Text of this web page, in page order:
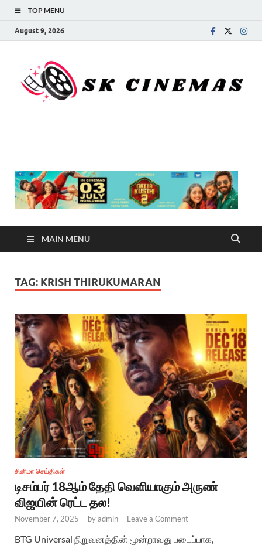
TOP MENU
August 9, 2026
MAIN MENU
TAG: KRISH THIRUKUMARAN
சினிமா செய்திகள்
டிசம்பர் 18ஆம் தேதி வெளியாகும் அருண்
விஜயின் ரெட்ட தல!
November 7, 2025 - byadmin - Leave a Comment
BTG Universal நிறுவனத்தின் மூன்றாவது படைப்பாக,